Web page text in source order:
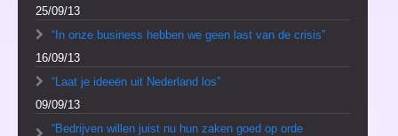
25/09/13
“In onze business hebben we geen last van de crisis”
16/09/13
“Laat je ideeën uit Nederland los”
09/09/13
“Bedrijven willen juist nu hun zaken goed op orde